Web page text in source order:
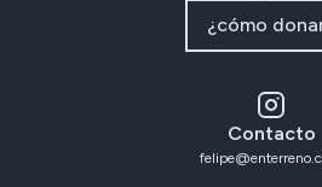
¿cómo
Contacto